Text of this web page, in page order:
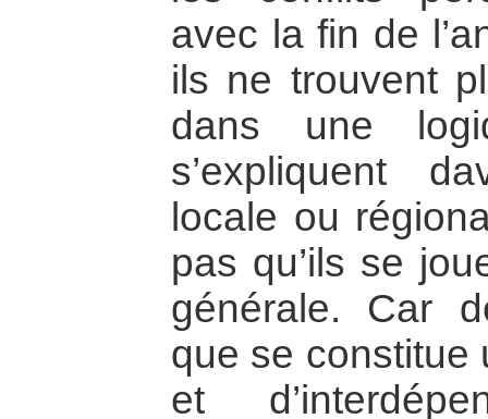
avec la fin de
ils ne trouvent
dans une
s’expliquent
locale ou
pas qu’ils se
générale. Car
que se constitue
et